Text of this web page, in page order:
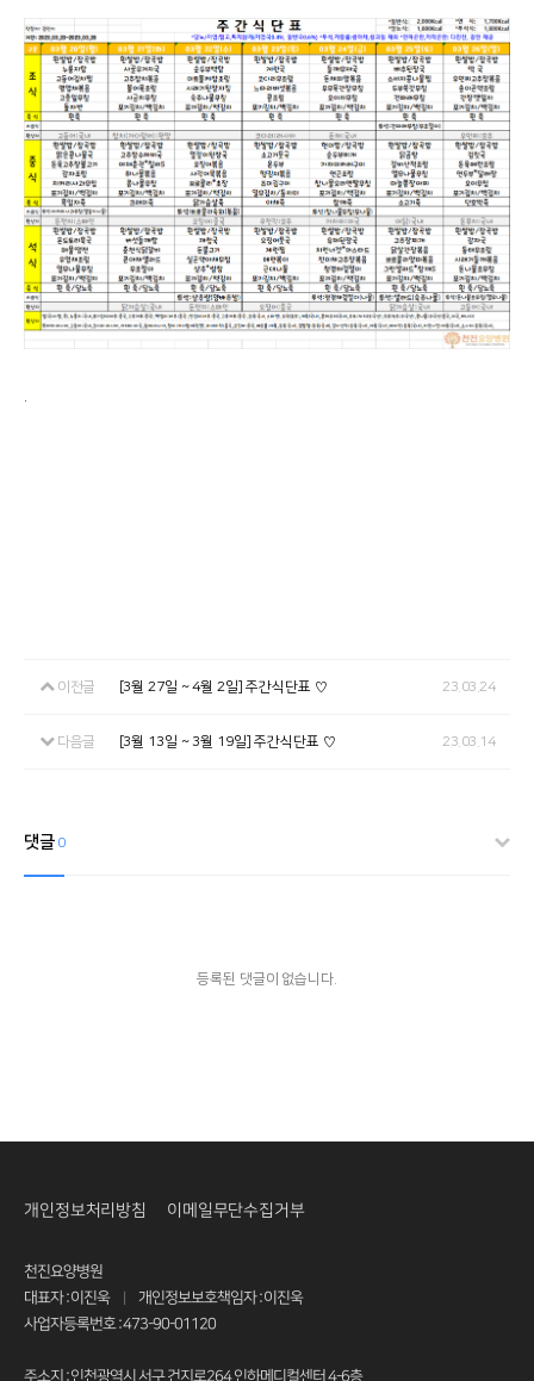
커뮤니티
기타
온라인상담
이전글 [3월 27일 ~ 4월 2일] 주간식단표 ♡ 23.03.24
다음글 [3월 13일 ~ 3월 19일] 주간식단표 ♡ 23.03.14
댓글0
등록된 댓글이 없습니다.
천진요양병원
대표자 : 이진욱
개인정보보호책임자 : 이진욱
사업자등록번호 : 473-90-01120
주소지 : 인천광역시 서구 건지로264 인하메디컬센터 4-6층
개인정보처리방침 이메일무단수집거부